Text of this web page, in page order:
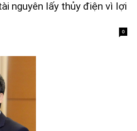
nguyên lấy thủy điện vì lợi
0